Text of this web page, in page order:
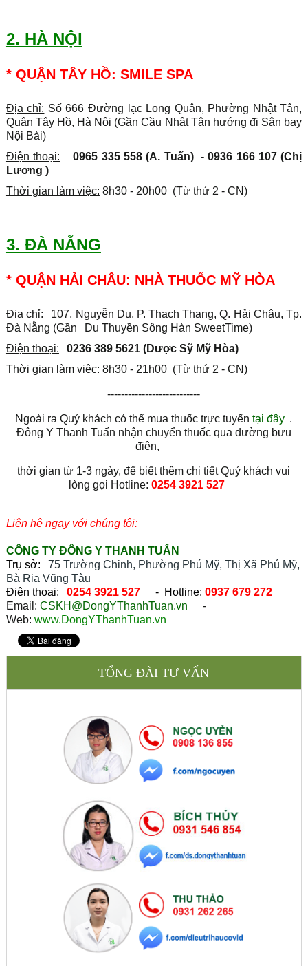
2. HÀ NỘI
* QUẬN TÂY HỒ: SMILE SPA
Địa chỉ: Số 666 Đường lạc Long Quân, Phường Nhật Tân,
Quận Tây Hồ, Hà Nội (Gần Cầu Nhật Tân hướng đi Sân bay
Nội Bài)
Điện thoại:
0965 335 558 (A. Tuấn) -0936 166 107 (Chị
Lương )
Thời gian làm việc: 8h30 - 20h00 (Từ thứ 2 - CN)
3. ĐÀ NẴNG
* QUẬN HẢI CHÂU: NHÀ THUỐC MỸ HÒA
Địa chỉ:
107, Nguyễn Du, P. Thạch Thang, Q. Hải Châu, Tp.
Đà Nẵng (Gần Du Thuyền Sông Hàn SweetTime)
Điện thoại:
0236 389 5621 (Dược Sỹ Mỹ Hòa)
Thời gian làm việc: 8h30 - 21h00 (Từ thứ 2 - CN)
---------------------------
Ngoài ra Quý khách có thể mua thuốc trực tuyếntại đây .
Đông Y Thanh Tuấn nhận chuyển thuốc qua đường bưu
điện,
thời gian từ 1-3 ngày, để biết thêm chi tiết Quý khách vui
lòng gọi Hotline: 0254 3921 527
Liên hệ ngay với chúng tôi:
CÔNG TY ĐÔNG Y THANH TUẤN
Trụ sở:
75 Trường Chinh, Phường Phú Mỹ, Thị Xã Phú Mỹ,
Bà Rịa Vũng Tàu
Điện thoại:
0254 3921 527 - Hotline: 0937 679 272
Email: CSKH@DongYThanhTuan.vn
-
Web: www.DongYThanhTuan.vn
TỔNG ĐÀI TƯ VẤN